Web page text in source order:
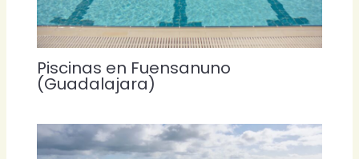
Piscinas en Fuensanuno
(Guadalajara)